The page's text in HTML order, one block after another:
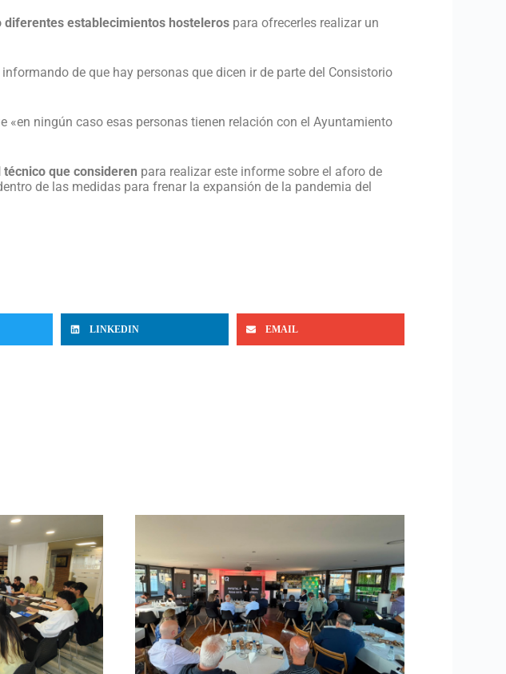
diferentes establecimientos hosteleros para ofrecerles realizar un
de que hay personas que dicen ir de parte del Consistorio
«en ningún caso esas personas tienen relación con el Ayuntamiento
que consideren para realizar este informe sobre el aforo de
de las medidas para frenar la expansión de la pandemia del
LINKEDIN EMAIL